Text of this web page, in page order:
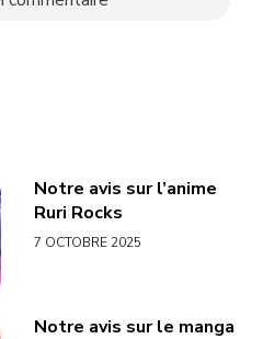
Notre avis sur l’anime
Ruri Rocks
7 OCTOBRE 2025
Notre avis sur le manga